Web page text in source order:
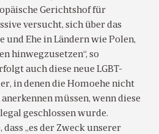
Gerichtshof für
versucht, sich über das
und Ehe in Ländern wie Polen,
hinwegzusetzen“, so
auch diese neue LGBT-
in denen die Homoehe nicht
müssen, wenn diese
geschlossen wurde.
„es der Zweck unserer